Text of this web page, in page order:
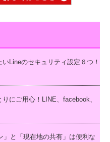
Lineのセキュリティ設定６つ！
にご用心！LINE、facebook、
」と「現在地の共有」は便利な